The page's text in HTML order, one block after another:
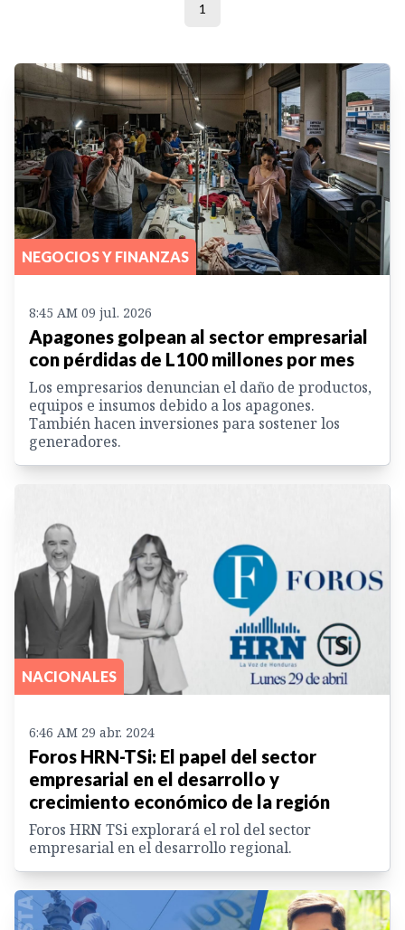
1
NEGOCIOS Y FINANZAS
8:45 AM 09 jul. 2026
Apagones golpean al sector empresarial
con pérdidas de L100 millones por mes
Los empresarios denuncian el daño de productos,
equipos e insumos debido a los apagones.
También hacen inversiones para sostener los
generadores.
NACIONALES
6:46 AM 29 abr. 2024
Foros HRN-TSi: El papel del sector
empresarial en el desarrollo y
crecimiento económico de la región
Foros HRN TSi explorará el rol del sector
empresarial en el desarrollo regional.